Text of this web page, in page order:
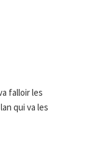
falloir les
qui va les